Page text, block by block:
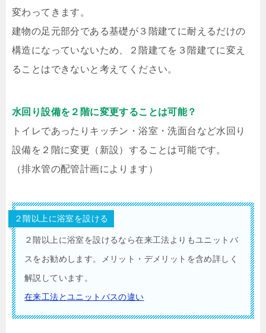
変わってきます。
建物の足元部分である基礎が３階建てに耐えるだけの
構造になっていないため、２階建てを３階建てに変え
ることはできないと考えてください。
水回り設備を２階に変更することは可能？
トイレであったりキッチン・浴室・洗面台など水回り
設備を２階に変更（新設）することは可能です。
（排水管の配管計画によります）
２階以上に浴室を設ける
２階以上に浴室を設けるなら在来工法よりもユニットバ
スをお勧めします。メリット・デメリットを含め詳しく
解説しています。
在来工法とユニットバスの違い